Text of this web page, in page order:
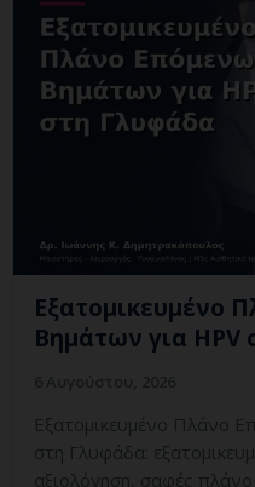
Εξατομικευμένο
Βημάτων για HPV
Εξατομικευμένο Πλάνο
στη Γλυφάδα:
αξιολόγηση, σαφές